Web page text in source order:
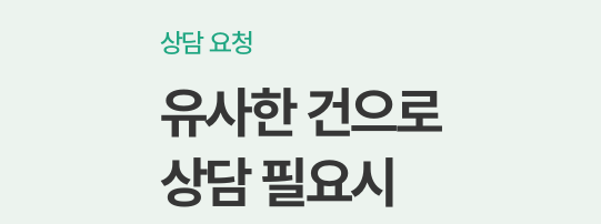
상담 요청
유사한 건으로
상담 필요시